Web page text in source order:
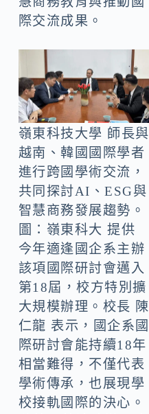
際交流成果。
嶺東科技大學 師長與
越南、韓國國際學者
進行跨國學術交流，
共同探討AI、ESG與
智慧商務發展趨勢。
圖：嶺東科大 提供
今年適逢國企系主辦
該項國際研討會邁入
第18屆，校方特別擴
大規模辦理。校長 陳
仁龍 表示，國企系國
際研討會能持續18年
相當難得，不僅代表
學術傳承，也展現學
校接軌國際的決心。